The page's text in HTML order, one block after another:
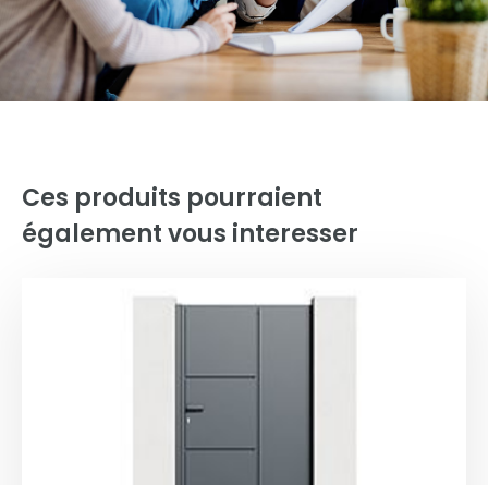
Ces produits pourraient
également vous interesser